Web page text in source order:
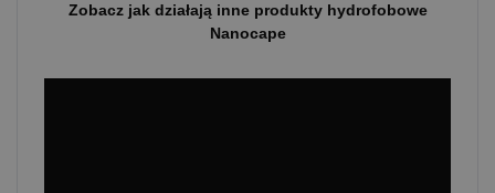
Zobacz jak działają inne produkty hydrofobowe
Nanocape